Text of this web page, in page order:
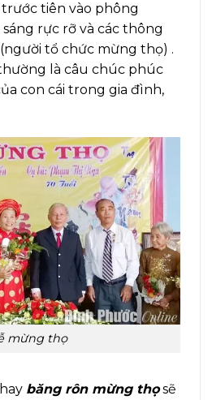
tiên vào phông
rực rỡ và các thông
tổ chức mừng thọ) .
là câu chúc phúc
con cái trong gia đình,
mừng thọ
băng rôn mừng thọsẽ